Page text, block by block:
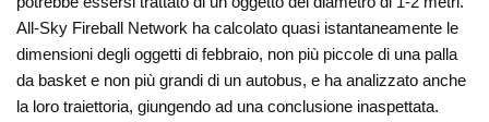
All-Sky Fireball Network ha calcolato quasi istantaneamente le
dimensioni degli oggetti di febbraio, non più piccole di una palla
da basket e non più grandi di un autobus, e ha analizzato anche
la loro traiettoria, giungendo ad una conclusione inaspettata.